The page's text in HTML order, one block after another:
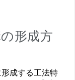
形成方
成する工法特